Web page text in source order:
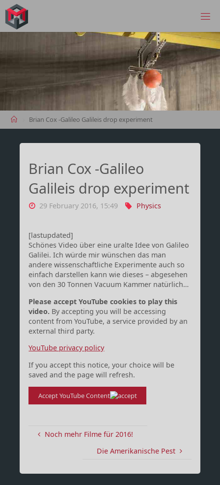
Skip
content
HomeBrian Cox -Galileo Galileis drop experiment
Brian Cox -Galileo
Galileis drop experiment
29 February 2016, 15:49 Physics
[lastupdated]
Schönes Video über eine uralte Idee von Galileo
Galilei. Ich würde mir wünschen das man
andere wissenschaftliche Experimente auch so
einfach darstellen kann wie dieses – abgesehen
von den 30 Tonnen Vacuum Kammer natürlich…
Please accept YouTube cookies to play this
video. By accepting you will be accessing
content from YouTube, a service provided by an
external third party.
YouTube privacy policy
If you accept this notice, your choice will be
saved and the page will refresh.
Accept YouTube Content
Noch mehr Filme für 2016!
Die Amerikanische Pest